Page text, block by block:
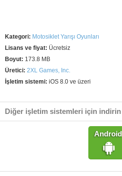
Kategori: Motosiklet Yarışı Oyunları
Lisans ve fiyat: Ücretsiz
Boyut: 173.8 MB
Üretici: 2XL Games, Inc.
İşletim sistemi: iOS 8.0 ve üzeri
Diğer işletim sistemleri için indirin
Android